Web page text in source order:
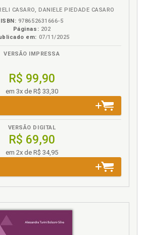
CASARO, DANIELE PIEDADE CASARO
ISBN: 978652631666-5
Páginas: 202
em: 07/11/2025
VERSÃO IMPRESSA
R$ 99,90
em 3x de R$ 33,30
VERSÃO DIGITAL
R$ 69,90
em 2x de R$ 34,95